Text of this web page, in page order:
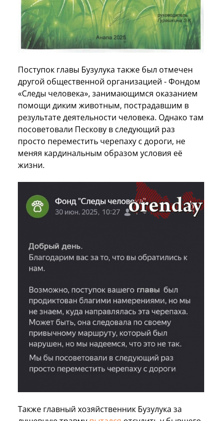
Поступок главы Бузулука также был отмечен
другой общественной организацией - Фондом
«Следы человека», занимающимся оказанием
помощи диким животным, пострадавшим в
результате деятельности человека. Однако там
посоветовали Пескову в следующий раз
просто переместить черепаху с дороги, не
меняя кардинальным образом условия её
жизни.
Также главный хозяйственник Бузулука за